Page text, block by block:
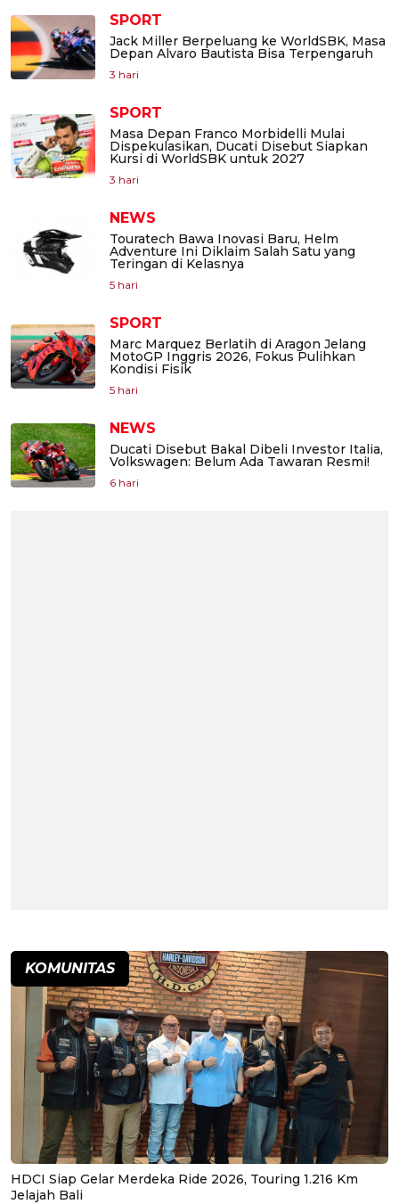
SPORT
Jack Miller Berpeluang ke WorldSBK, Masa
Depan Alvaro Bautista Bisa Terpengaruh
3 hari
SPORT
Masa Depan Franco Morbidelli Mulai
Dispekulasikan, Ducati Disebut Siapkan
Kursi di WorldSBK untuk 2027
3 hari
NEWS
Touratech Bawa Inovasi Baru, Helm
Adventure Ini Diklaim Salah Satu yang
Teringan di Kelasnya
5 hari
SPORT
Marc Marquez Berlatih di Aragon Jelang
MotoGP Inggris 2026, Fokus Pulihkan
Kondisi Fisik
5 hari
NEWS
Ducati Disebut Bakal Dibeli Investor Italia,
Volkswagen: Belum Ada Tawaran Resmi!
6 hari
KOMUNITAS
HDCI Siap Gelar Merdeka Ride 2026, Touring 1.216 Km
Jelajah Bali